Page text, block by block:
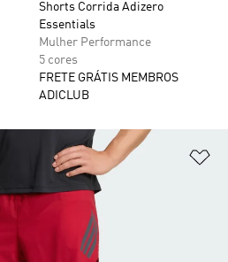
Shorts Corrida Adizero
Essentials
Mulher Performance
5 cores
FRETE GRÁTIS MEMBROS
ADICLUB